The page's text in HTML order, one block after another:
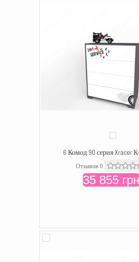
6 Комод 90 серия Xracer
Отзывов 0
35 855 грн